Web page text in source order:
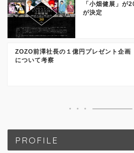
「小畑健展」が
が決定
ZOZO前澤社長の１億円プレゼント企画
について考察
PROFILE